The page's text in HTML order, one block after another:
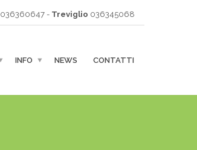
036360647 - Treviglio 036345068
INFO NEWS CONTATTI